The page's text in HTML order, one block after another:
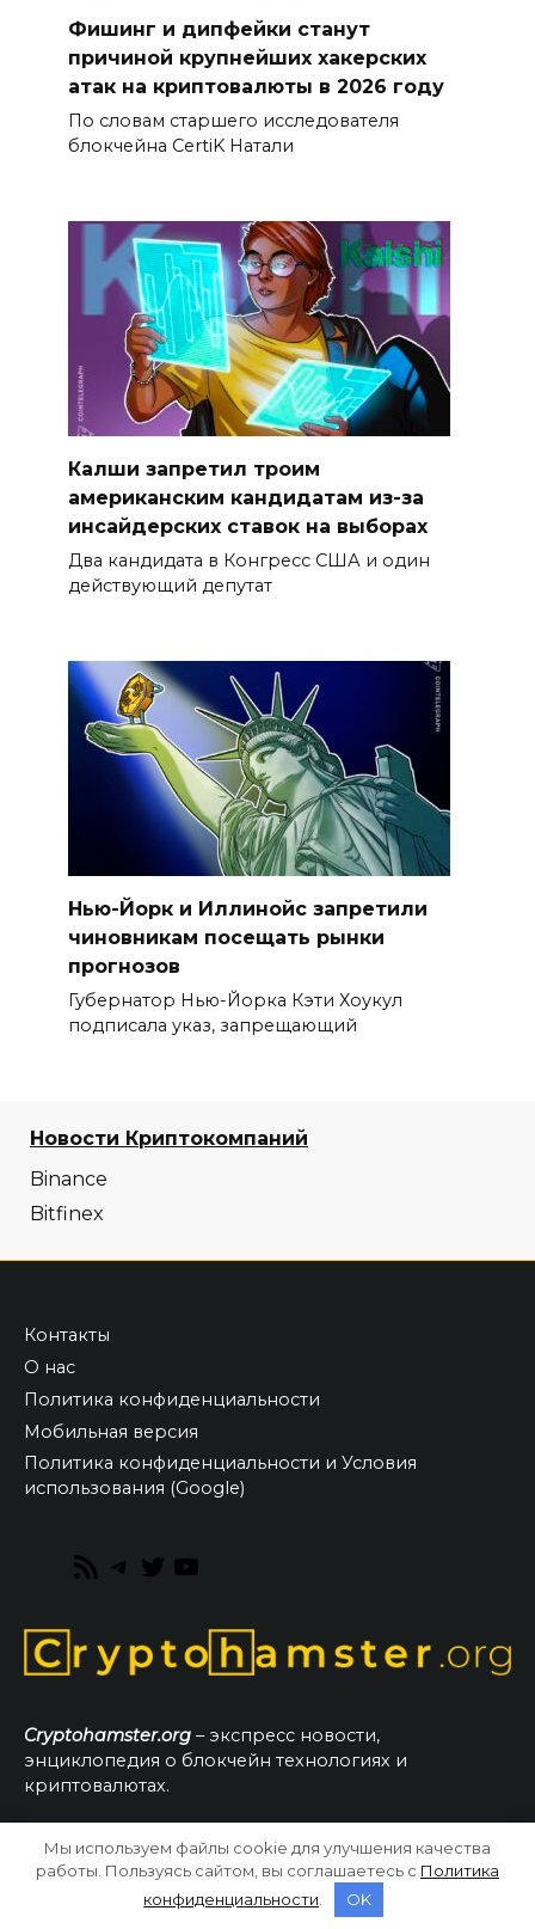
Фишинг и дипфейки станут
причиной крупнейших хакерских
атак на криптовалюты в 2026 году
По словам старшего исследователя
блокчейна CertiK Натали
Калши запретил троим
американским кандидатам из-за
инсайдерских ставок на выборах
Два кандидата в Конгресс США и один
действующий депутат
Нью-Йорк и Иллинойс запретили
чиновникам посещать рынки
прогнозов
Губернатор Нью-Йорка Кэти Хоукул
подписала указ, запрещающий
Новости Криптокомпаний
Binance
Bitfinex
Контакты
О нас
Политика конфиденциальности
Мобильная версия
Политика конфиденциальности и Условия
использования (Google)
RSS
Telegram
Twitter
Cryptohamster.org – экспресс новости,
энциклопедия о блокчейн технологиях и
криптовалютах.
© 2026 CryptoHamster.org
Мы используем файлы cookie для улучшения качества
работы. Пользуясь сайтом, вы соглашаетесь с Политика
конфиденциальности
OK